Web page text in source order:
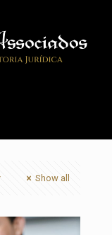
Show all